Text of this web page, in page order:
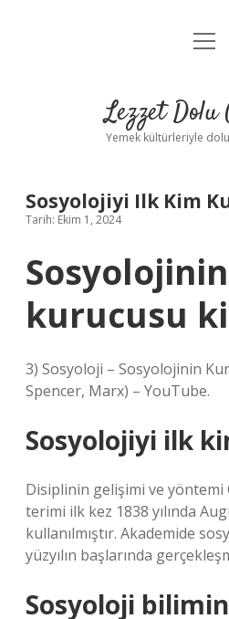
Anasayfa
Yasal
Lezzet Dolu
Yemek kültürleriyle
Sosyolojiyi Ilk Kim
Tarih: Ekim 1, 2024
Sosyolojinin
kurucusu
3) Sosyoloji – Sosyolojinin
Spencer, Marx) – YouTube.
Sosyolojiyi ilk
Disiplinin gelişimi ve
terimi ilk kez 1838 yılında
kullanılmıştır. Akademide
yüzyılın başlarında
Sosyoloji